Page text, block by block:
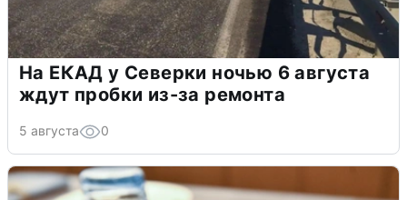
На ЕКАД у Северки ночью 6 августа
ждут пробки из-за ремонта
5 августа 0